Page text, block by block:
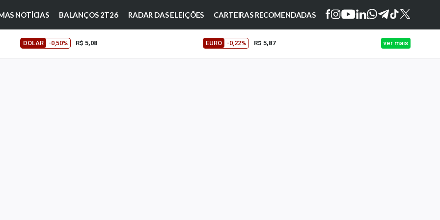
NOTÍCIAS BALANÇOS 2T26 RADAR DAS ELEIÇÕES CARTEIRAS RECOMENDADAS
DOLAR -0,50% R$ 5,08 EURO -0,22% R$ 5,87 ver mais